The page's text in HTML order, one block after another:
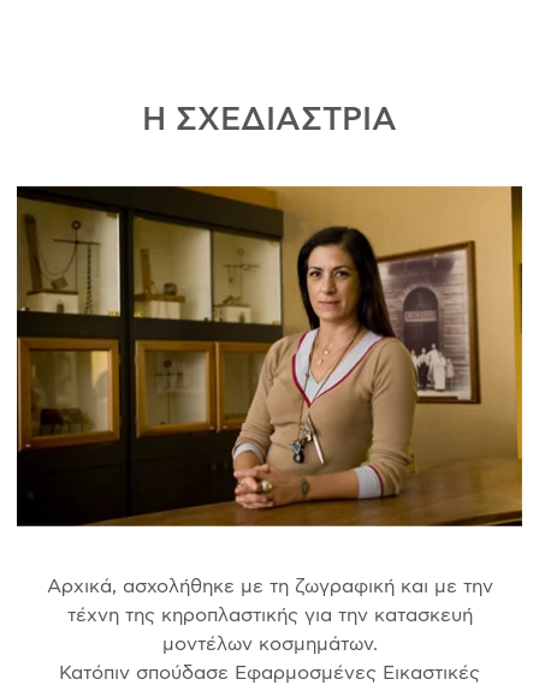
Η ΣΧΕΔΙΑΣΤΡΙΑ
Αρχικά, ασχολήθηκε με τη ζωγραφική και με την
τέχνη της κηροπλαστικής για την κατασκευή
μοντέλων κοσμημάτων.
Κατόπιν σπούδασε Εφαρμοσμένες Εικαστικές